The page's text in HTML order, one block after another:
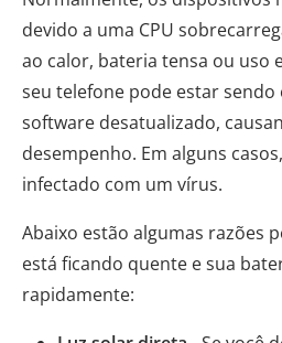
devido a uma CPU
ao calor, bateria tensa ou uso
seu telefone pode estar sendo
software desatualizado,
desempenho. Em alguns
infectado com um vírus.
Abaixo estão algumas razões
está ficando quente e sua
rapidamente: